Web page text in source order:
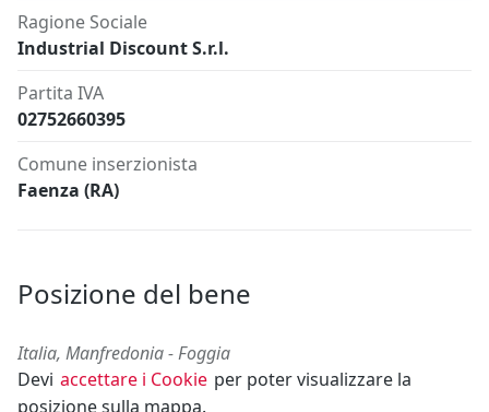
Ragione Sociale
Industrial Discount S.r.l.
Partita IVA
02752660395
Comune inserzionista
Faenza (RA)
Posizione del bene
Italia, Manfredonia - Foggia
Devi accettare i Cookie per poter visualizzare la
posizione sulla mappa.